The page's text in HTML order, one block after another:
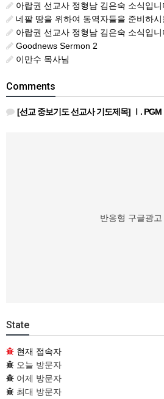
아랍권 선교사 정형남 김은숙 소식입니
네팔 땅을 위하여 동역자들을 준비하시
아랍권 선교사 정형남 김은숙 소식입니
Goodnews Sermon 2
이만수 목사님
Comments
[선교 중보기도 선교사 기도제목] Ⅰ. PGM 리더십을 위한 중보기도 호성기 국제대표님과 정책
반응형 구글광고
State
현재 접속자
오늘 방문자
어제 방문자
최대 방문자